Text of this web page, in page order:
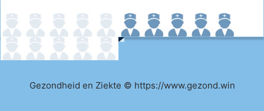
Gezondheid en Ziekte © https://www.gezond.win